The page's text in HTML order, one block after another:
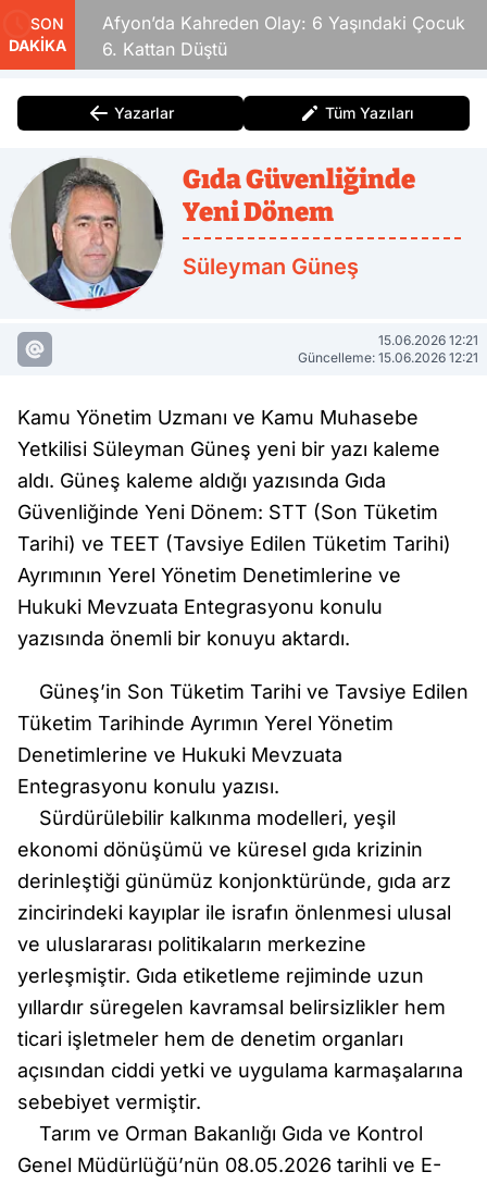
SON
DAKİKA
Afyon’da Kahreden Olay: 6 Yaşındaki Çocuk
6. Kattan Düştü
Yazarlar Tüm Yazıları
Gıda Güvenliğinde
Yeni Dönem
Süleyman Güneş
15.06.2026 12:21
Güncelleme: 15.06.2026 12:21
Kamu Yönetim Uzmanı ve Kamu Muhasebe
Yetkilisi Süleyman Güneş yeni bir yazı kaleme
aldı. Güneş kaleme aldığı yazısında Gıda
Güvenliğinde Yeni Dönem: STT (Son Tüketim
Tarihi) ve TEET (Tavsiye Edilen Tüketim Tarihi)
Ayrımının Yerel Yönetim Denetimlerine ve
Hukuki Mevzuata Entegrasyonu konulu
yazısında önemli bir konuyu aktardı.
Güneş’in Son Tüketim Tarihi ve Tavsiye Edilen
Tüketim Tarihinde Ayrımın Yerel Yönetim
Denetimlerine ve Hukuki Mevzuata
Entegrasyonu konulu yazısı.
Sürdürülebilir kalkınma modelleri, yeşil
ekonomi dönüşümü ve küresel gıda krizinin
derinleştiği günümüz konjonktüründe, gıda arz
zincirindeki kayıplar ile israfın önlenmesi ulusal
ve uluslararası politikaların merkezine
yerleşmiştir. Gıda etiketleme rejiminde uzun
yıllardır süregelen kavramsal belirsizlikler hem
ticari işletmeler hem de denetim organları
açısından ciddi yetki ve uygulama karmaşalarına
sebebiyet vermiştir.
Tarım ve Orman Bakanlığı Gıda ve Kontrol
Genel Müdürlüğü’nün 08.05.2026 tarihli ve E-